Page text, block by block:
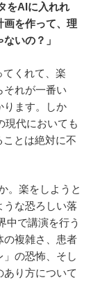
をAIに入れれ
画を作って、理
いの？」
てくれて、楽
それが一番い
ります。しか
現代においても
ことは絶対に不
。楽をしようと
うな恐ろしい落
中で講演を行う
の複雑さ、患者
」の恐怖、そし
り方について